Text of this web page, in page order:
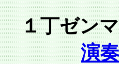
１丁ゼン
演